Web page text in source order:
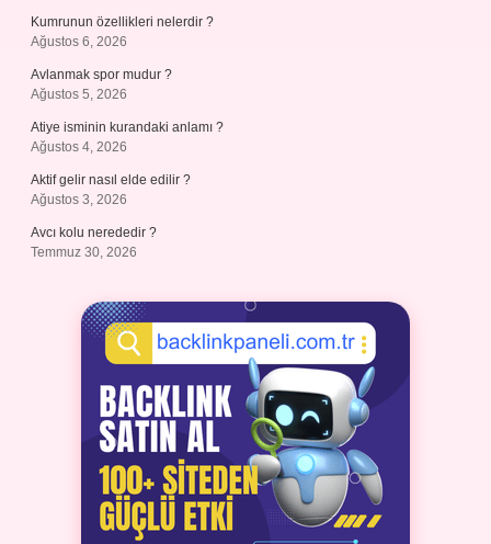
Kumrunun özellikleri nelerdir ?
Ağustos 6, 2026
Avlanmak spor mudur ?
Ağustos 5, 2026
Atiye isminin kurandaki anlamı ?
Ağustos 4, 2026
Aktif gelir nasıl elde edilir ?
Ağustos 3, 2026
Avcı kolu nerededir ?
Temmuz 30, 2026